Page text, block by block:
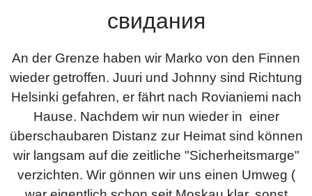
свидания
An der Grenze haben wir Marko von den Finnen
wieder getroffen. Juuri und Johnny sind Richtung
Helsinki gefahren, er fährt nach Rovianiemi nach
Hause. Nachdem wir nun wieder in einer
überschaubaren Distanz zur Heimat sind können
wir langsam auf die zeitliche "Sicherheitsmarge"
verzichten. Wir gönnen wir uns einen Umweg (